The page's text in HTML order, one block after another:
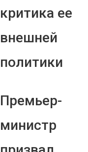
критика ее
внешней
политики
Премьер-
министр